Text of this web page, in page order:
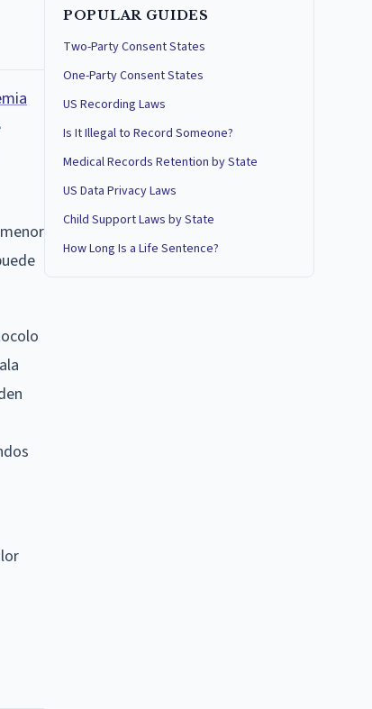
POPULAR GUIDES
Two-Party Consent States
One-Party Consent States
US Recording Laws
Is It Illegal to Record Someone?
Medical Records Retention by State
US Data Privacy Laws
Child Support Laws by State
How Long Is a Life Sentence?